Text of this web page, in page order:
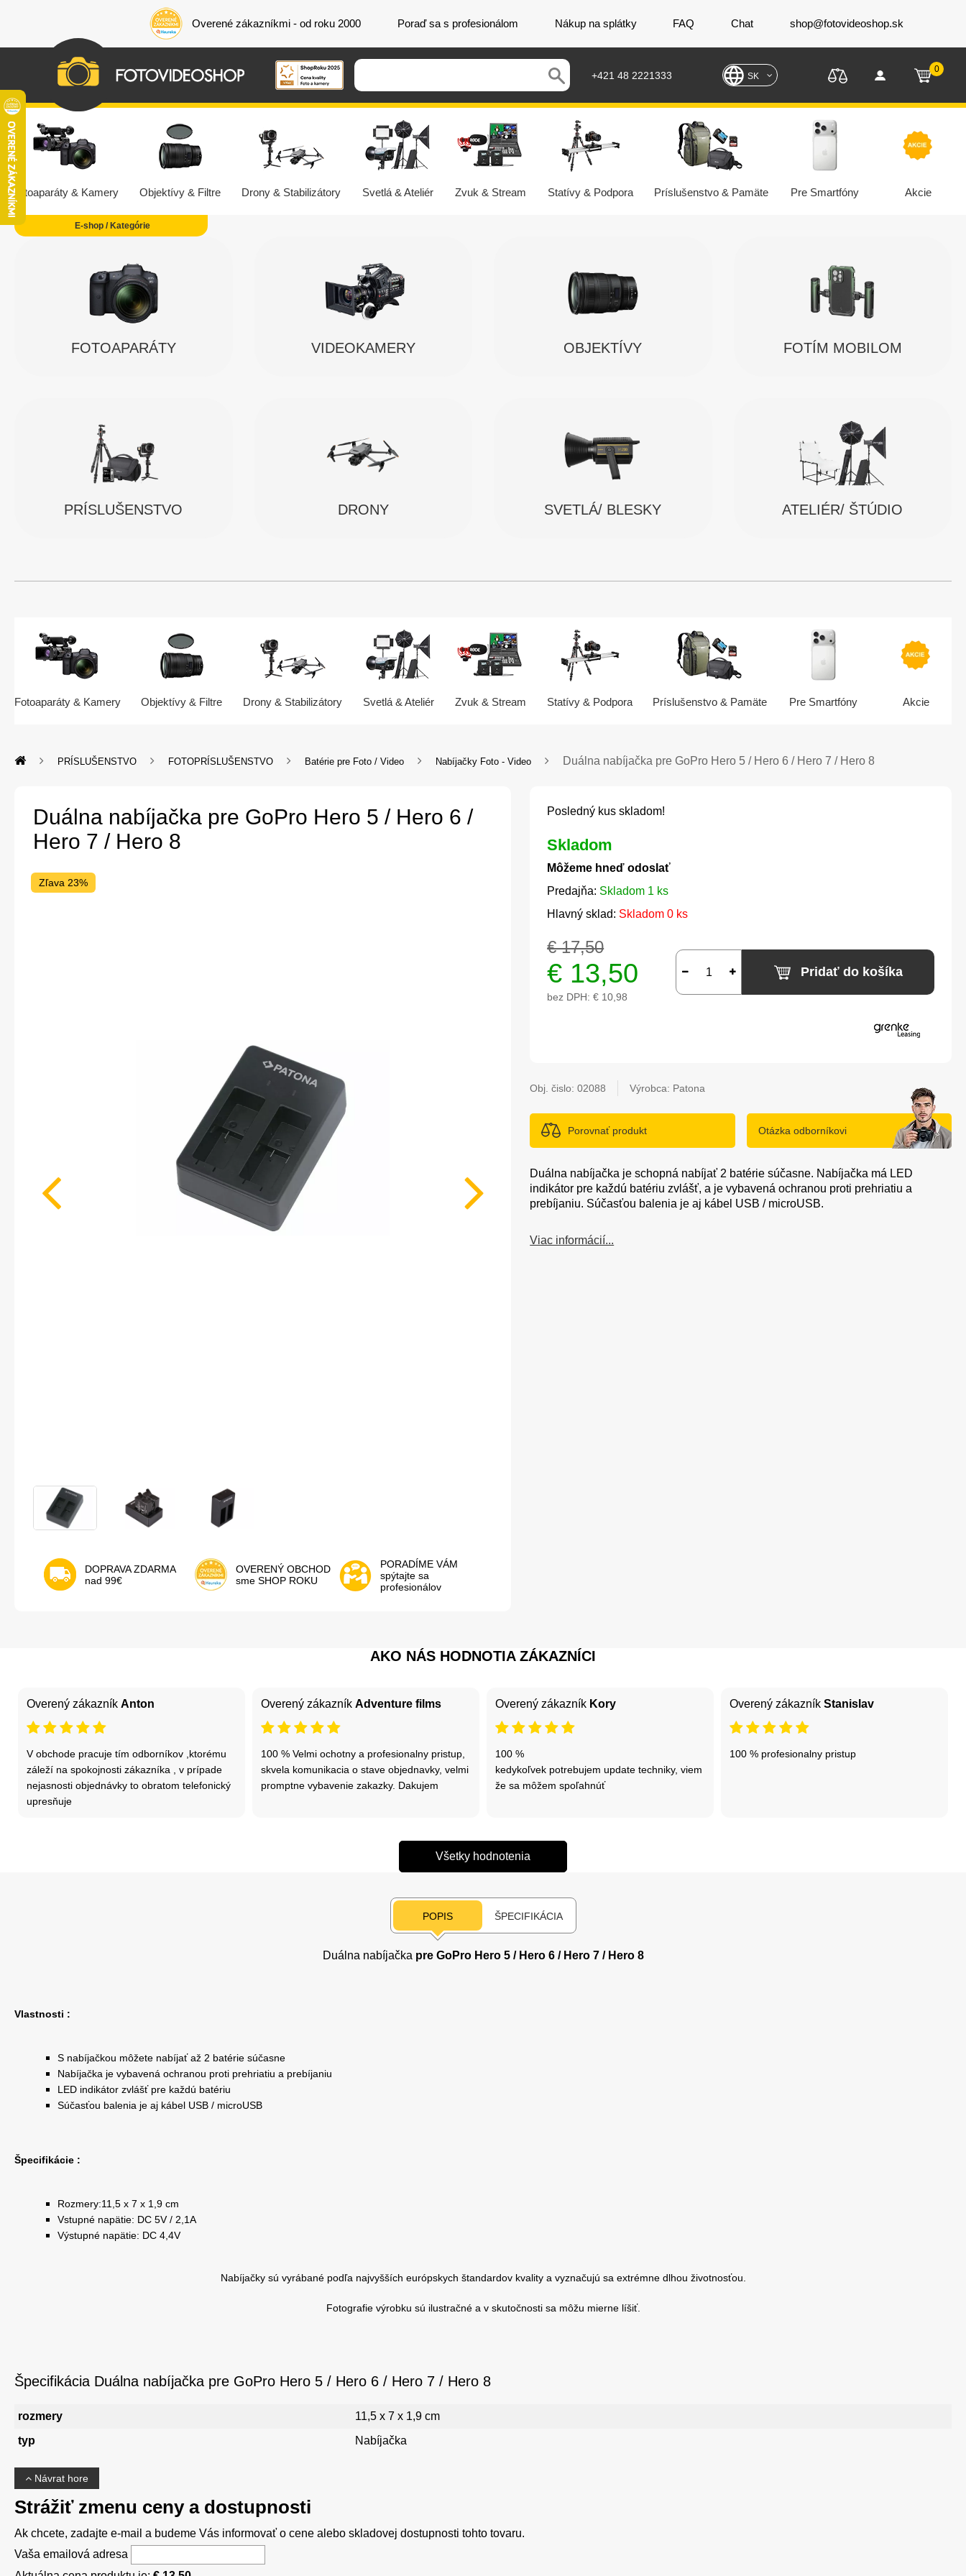
Overené zákazníkmi - od roku 2000 Poraď sa s profesionálom Nákup na splátky FAQ Chat shop@fotovideoshop.sk
+421 48 2221333 SK
0
Fotoaparáty & Kamery Objektívy & Filtre Drony & Stabilizátory Svetlá & Ateliér Zvuk & Stream Statívy & Podpora Príslušenstvo & Pamäte Pre Smartfóny Akcie
FOTOAPARÁTY VIDEOKAMERY OBJEKTÍVY FOTÍM MOBILOM
PRÍSLUŠENSTVO DRONY SVETLÁ/ BLESKY ATELIÉR/ ŠTÚDIO
Fotoaparáty & Kamery Objektívy & Filtre Drony & Stabilizátory Svetlá & Ateliér Zvuk & Stream Statívy & Podpora Príslušenstvo & Pamäte Pre Smartfóny Akcie
PRÍSLUŠENSTVO FOTOPRÍSLUŠENSTVO Batérie pre Foto / Video Nabíjačky Foto - Video Duálna nabíjačka pre GoPro Hero 5 / Hero 6 / Hero 7 / Hero 8
Duálna nabíjačka pre GoPro Hero 5 / Hero 6 /
Hero 7 / Hero 8
Zľava 23%
DOPRAVA ZDARMA
nad 99€
OVERENÝ OBCHOD
sme SHOP ROKU
PORADÍME VÁM
spýtajte sa
profesionálov
Posledný kus skladom!
Skladom
Môžeme hneď odoslať
Predajňa: Skladom 1 ks
Hlavný sklad: Skladom 0 ks
€ 17,50
€ 13,50
bez DPH: € 10,98
Pridať do košíka
Obj. čislo:02088 Výrobca: Patona
Porovnať produkt Otázka odborníkovi
Duálna nabíjačka je schopná nabíjať 2 batérie súčasne. Nabíjačka má LED
indikátor pre každú batériu zvlášť, a je vybavená ochranou proti prehriatiu a
prebíjaniu. Súčasťou balenia je aj kábel USB / microUSB.
Viac informácií...
AKO NÁS HODNOTIA ZÁKAZNÍCI
Overený zákazník Anton
V obchode pracuje tím odborníkov ,ktorému
záleží na spokojnosti zákazníka , v prípade
nejasnosti objednávky to obratom telefonický
upresňuje
Overený zákazník Adventure films
100 % Velmi ochotny a profesionalny pristup,
skvela komunikacia o stave objednavky, velmi
promptne vybavenie zakazky. Dakujem
Overený zákazník Kory
100 %
kedykoľvek potrebujem update techniky, viem
že sa môžem spoľahnúť
Overený zákazník Stanislav
100 % profesionalny pristup
Všetky hodnotenia
POPIS ŠPECIFIKÁCIA
Duálna nabíjačka pre GoPro Hero 5 / Hero 6 / Hero 7 / Hero 8
Vlastnosti :
S nabíjačkou môžete nabíjať až 2 batérie súčasne
Nabíjačka je vybavená ochranou proti prehriatiu a prebíjaniu
LED indikátor zvlášť pre každú batériu
Súčasťou balenia je aj kábel USB / microUSB
Špecifikácie :
Rozmery:11,5 x 7 x 1,9 cm
Vstupné napätie: DC 5V / 2,1A
Výstupné napätie: DC 4,4V
Nabíjačky sú vyrábané podľa najvyšších európskych štandardov kvality a vyznačujú sa extrémne dlhou životnosťou.
Fotografie výrobku sú ilustračné a v skutočnosti sa môžu mierne líšiť.
Špecifikácia Duálna nabíjačka pre GoPro Hero 5 / Hero 6 / Hero 7 / Hero 8
rozmery
11,5 x 7 x 1,9 cm
typ
Nabíjačka
Návrat hore
Strážiť zmenu ceny a dostupnosti
Ak chcete, zadajte e-mail a budeme Vás informovať o cene alebo skladovej dostupnosti tohto tovaru.
Vaša emailová adresa
E-shop / Kategórie